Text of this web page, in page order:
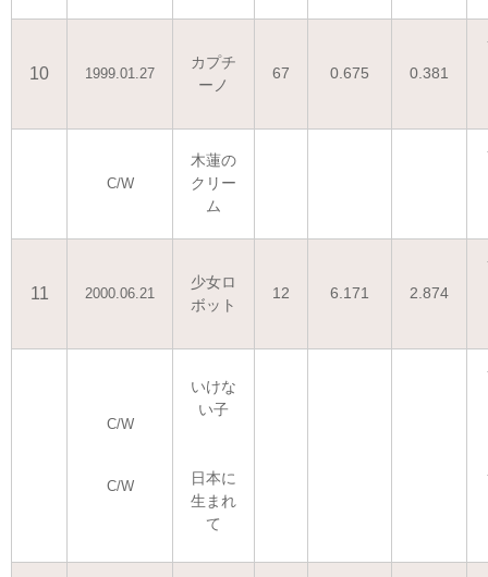
10 1999.01.27
カプチ
ーノ
67 0.675 0.381
C/W
木蓮の
クリー
ム
11 2000.06.21
少女ロ
ボット
12 6.171 2.874
C/W
C/W
いけな
い子
日本に
生まれ
て